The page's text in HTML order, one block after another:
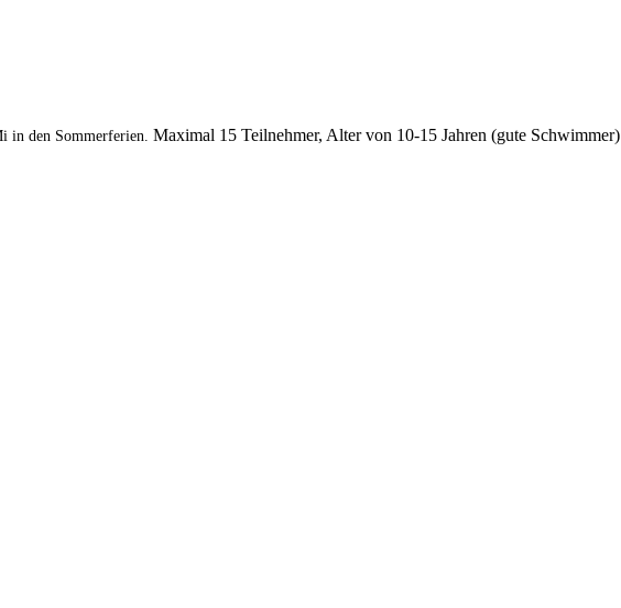
in den Sommerferien. Maximal 15 Teilnehmer, Alter von 10-15 Jahren (gute Schwimmer)